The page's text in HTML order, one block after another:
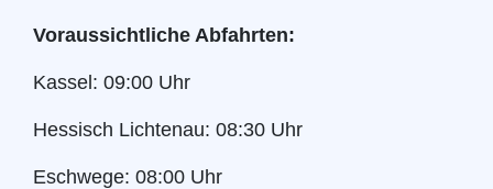
Voraussichtliche Abfahrten:
Kassel: 09:00 Uhr
Hessisch Lichtenau: 08:30 Uhr
Eschwege: 08:00 Uhr